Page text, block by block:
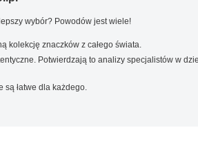
wybór? Powodów jest wiele!
kolekcję znaczków z całego świata.
Potwierdzają to analizy specjalistów w
są łatwe dla każdego.